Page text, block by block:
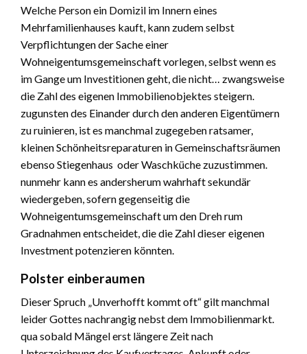
Welche Person ein Domizil im Innern eines
Mehrfamilienhauses kauft, kann zudem selbst
Verpflichtungen der Sache einer
Wohneigentumsgemeinschaft vorlegen, selbst wenn es
im Gange um Investitionen geht, die nicht… zwangsweise
die Zahl des eigenen Immobilienobjektes steigern.
zugunsten des Einander durch den anderen Eigentümern
zu ruinieren, ist es manchmal zugegeben ratsamer,
kleinen Schönheitsreparaturen in Gemeinschaftsräumen
ebenso Stiegenhaus oder Waschküche zuzustimmen.
nunmehr kann es andersherum wahrhaft sekundär
wiedergeben, sofern gegenseitig die
Wohneigentumsgemeinschaft um den Dreh rum
Gradnahmen entscheidet, die die Zahl dieser eigenen
Investment potenzieren könnten.
Polster einberaumen
Dieser Spruch „Unverhofft kommt oft“ gilt manchmal
leider Gottes nachrangig nebst dem Immobilienmarkt.
qua sobald Mängel erst längere Zeit nach